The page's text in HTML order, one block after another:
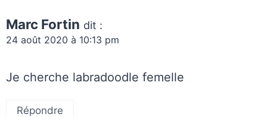
Marc Fortin dit :
24 août 2020 à 10:13 pm
Je cherche labradoodle femelle
Répondre